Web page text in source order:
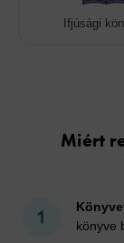
Ifjúsági
Miért
könyve